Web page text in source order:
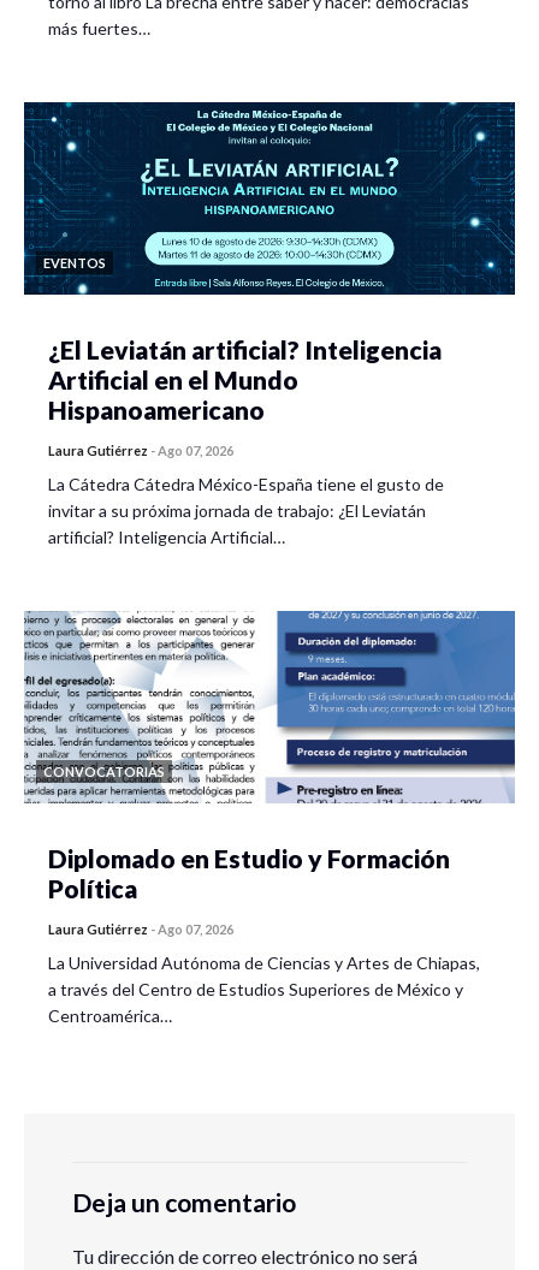
más fuertes…
EVENTOS
¿El Leviatán artificial? Inteligencia
Artificial en el Mundo
Hispanoamericano
Laura Gutiérrez -Ago 07, 2026
La Cátedra Cátedra México-España tiene el gusto de
invitar a su próxima jornada de trabajo: ¿El Leviatán
artificial? Inteligencia Artificial…
CONVOCATORIAS
Diplomado en Estudio y Formación
Política
Laura Gutiérrez -Ago 07, 2026
La Universidad Autónoma de Ciencias y Artes de Chiapas,
a través del Centro de Estudios Superiores de México y
Centroamérica…
Deja un comentario
Tu dirección de correo electrónico no será